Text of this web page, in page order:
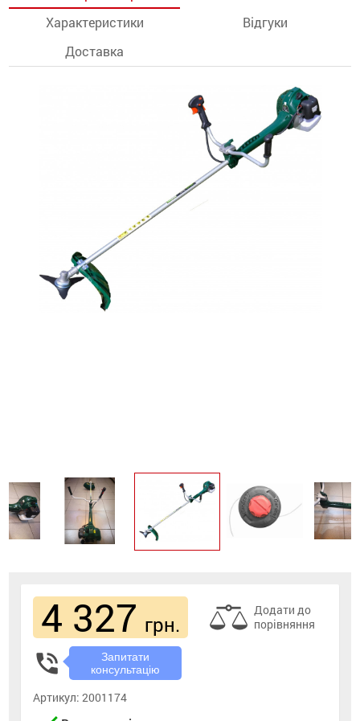
Характеристики
Відгуки
Доставка
4 327 грн.
Додати до
порівняння
phone_in_talk
Запитати
консультацію
Артикул:2001174